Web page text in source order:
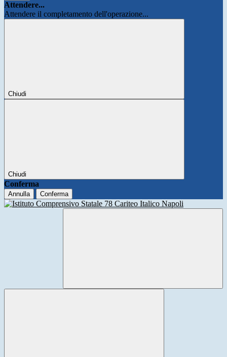
Attendere...
Attendere il completamento dell'operazione...
Chiudi
Chiudi
Conferma
Annulla Conferma